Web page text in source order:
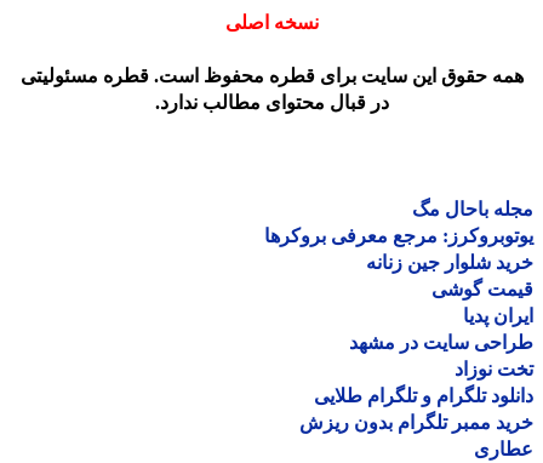
نسخه اصلی
حقوق این سایت برای قطره محفوظ است. قطره مسئولیتی
در قبال محتوای مطالب ندارد.
باحال مگ
مرجع معرفی بروکرها
شلوار جین زنانه
گوشی
پدیا
سایت در مشهد
نوزاد
تلگرام و تلگرام طلایی
ممبر تلگرام بدون ریزش